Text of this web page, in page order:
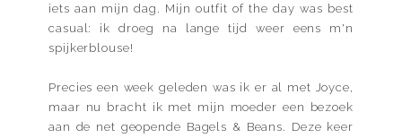
iets aan mijn dag. Mijn outfit of the day was best
casual: ik droeg na lange tijd weer eens m'n
spijkerblouse!
Precies een week geleden was ik er al met Joyce,
maar nu bracht ik met mijn moeder een bezoek
aan de net geopende Bagels & Beans. Deze keer